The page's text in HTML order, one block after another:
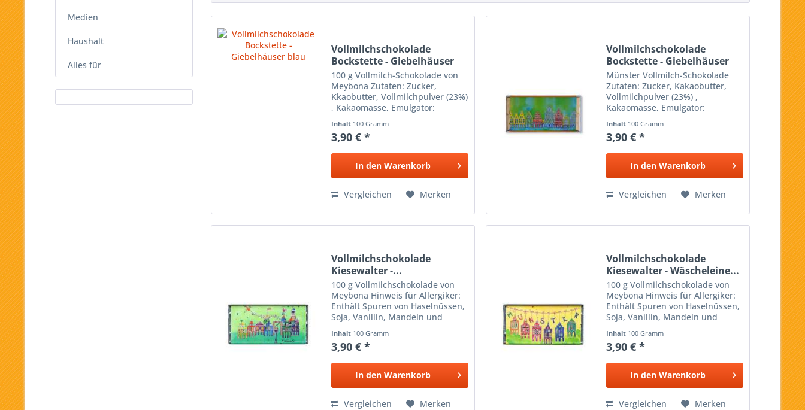
Medien
Haushalt
Alles für
Vollmilchschokolade
Bockstette - Giebelhäuser
blau
100 g Vollmilch-Schokolade von
Meybona Zutaten: Zucker,
Kkaobutter, Vollmilchpulver (23%)
, Kakaomasse, Emulgator:
Kakao: 36% mindestens Kann
spuren von Schalenfrüchten und
Stefanie...
Inhalt 100 Gramm
3,90 € *
In den Warenkorb
Vergleichen Merken
Vollmilchschokolade
Bockstette - Giebelhäuser
grün
Münster Vollmilch-Schokolade
Zutaten: Zucker, Kakaobutter,
Vollmilchpulver (23%) ,
Kakaomasse, Emulgator:
Kakao: 36% mindestens Kann
Spuren von Schalenfrüchten und
Design:...
Inhalt 100 Gramm
3,90 € *
In den Warenkorb
Vergleichen Merken
Vollmilchschokolade
Kiesewalter -...
100 g Vollmilchschokolade von
Meybona Hinweis für Allergiker:
Enthält Spuren von Haselnüssen,
Soja, Vanillin, Mandeln und
Tanja Kiesewalter
Inhalt 100 Gramm
3,90 € *
In den Warenkorb
Vergleichen Merken
Vollmilchschokolade
Kiesewalter - Wäscheleine...
100 g Vollmilchschokolade von
Meybona Hinweis für Allergiker:
Enthält Spuren von Haselnüssen,
Soja, Vanillin, Mandeln und
Tanja Kiesewalter
Inhalt 100 Gramm
3,90 € *
In den Warenkorb
Vergleichen Merken